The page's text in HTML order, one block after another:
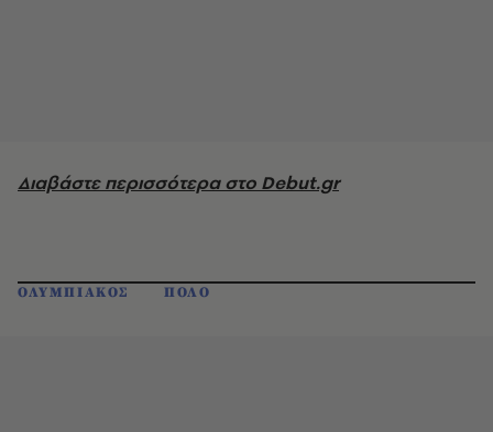
Διαβάστε περισσότερα στο Debut.gr
ΟΛΥΜΠΙΑΚΟΣ ΠΟΛΟ